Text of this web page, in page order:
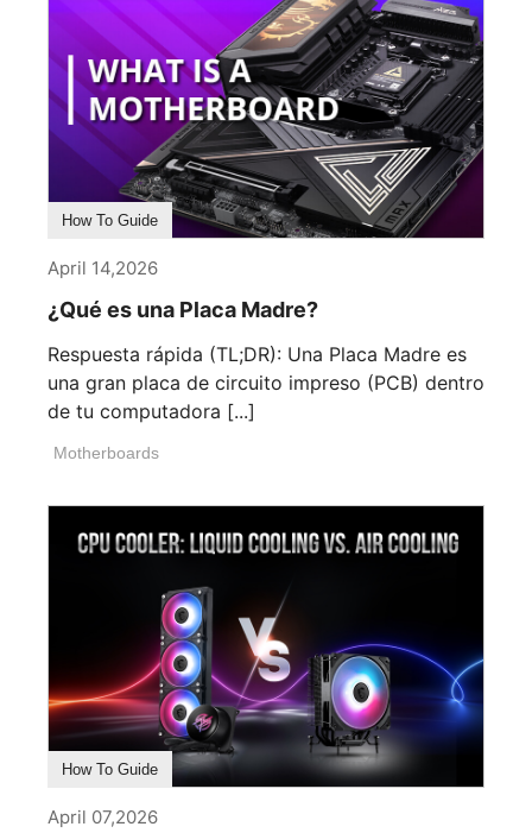
How To Guide
April 14,2026
¿Qué es una Placa Madre?
Respuesta rápida (TL;DR): Una Placa Madre es
una gran placa de circuito impreso (PCB) dentro
de tu computadora [...]
Motherboards
How To Guide
April 07,2026